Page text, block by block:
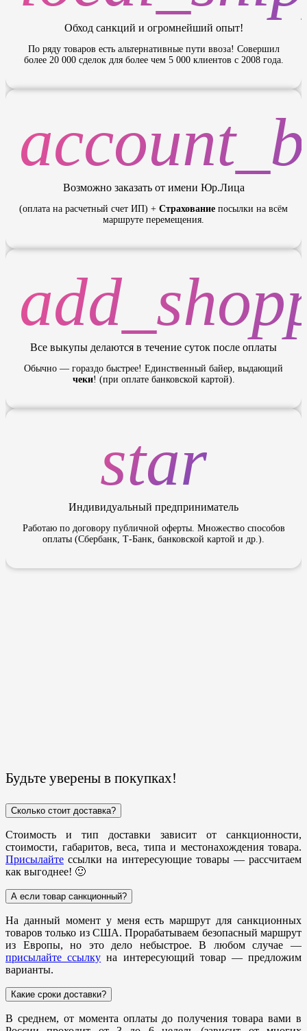
Обход санкций и огромнейший опыт!
По ряду товаров есть альтернативные пути ввоза! Совершил
более 20 000 сделок для более чем 5 000 клиентов с 2008 года.
Возможно заказать от имени Юр.Лица
(оплата на расчетный счет ИП) + Страхование посылки на всём
маршруте перемещения.
Все выкупы делаются в течение суток после оплаты
Обычно — гораздо быстрее! Единственный байер, выдающий
чеки! (при оплате банковской картой).
star
Индивидуальный предприниматель
Работаю по договору публичной оферты. Множество способов
оплаты (Сбербанк, Т-Банк, банковской картой и др.).
Будьте уверены в покупках!
Сколько стоит доставка?
Стоимость и тип доставки зависит от санкционности,
стоимости, габаритов, веса, типа и местонахождения товара.
Присылайте ссылки на интересующие товары — рассчитаем
как выгоднее! 🙂
А если товар санкционный?
На данный момент у меня есть маршрут для санкционных
товаров только из США. Прорабатываем безопасный маршрут
из Европы, но это дело небыстрое. В любом случае —
присылайте ссылку на интересующий товар — предложим
варианты.
Какие сроки доставки?
В среднем, от момента оплаты до получения товара вами в